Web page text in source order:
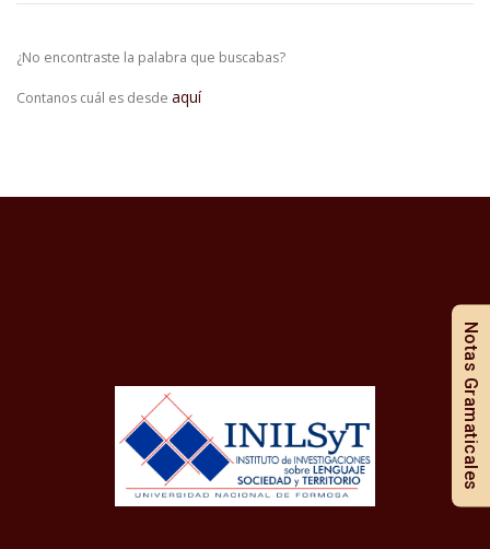
¿No encontraste la palabra que buscabas?
Contanos cuál es desde aquí
Notas Gramaticales